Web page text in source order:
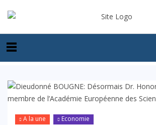
A la une Economie